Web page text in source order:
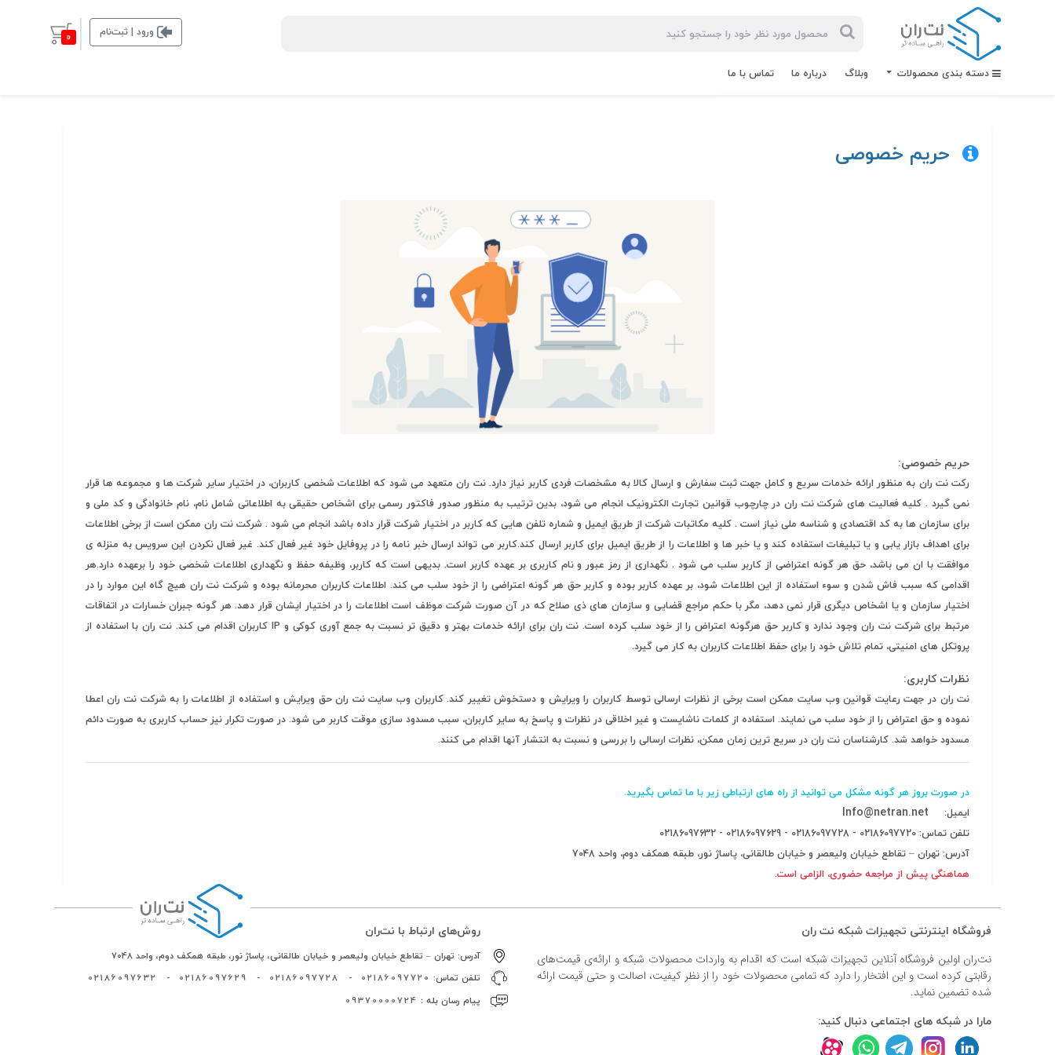
ورود | ثبت‌نام 0
دسته بندی محصولات وبلاگ درباره ما تماس با ما
#ترانکینگ لگراند
#ترانکینگ دانوب
#کیستون شبکه
#پچ پنل نگزنس
حریم خصوصی
حریم خصوصی:
رکت نت ران به منظور ارائه خدمات سریع و کامل جهت ثبت سفارش و ارسال کالا به مشخصات فردی کاربر نیاز دارد. نت ران متعهد می شود که اطلاعات شخصی کاربران، در اختیار سایر شرکت ها و مجموعه ها قرار
نمی گیرد . کلیه فعالیت های شرکت نت ران در چارچوب قوانین تجارت الکترونیک انجام می شود، بدین ترتیب به منظور صدور فاکتور رسمی برای اشخاص حقیقی به اطلاعاتی شامل نام، نام خانوادگی و کد ملی و
برای سازمان ها به کد اقتصادی و شناسه ملی نیاز است . کلیه مکاتبات شرکت از طریق ایمیل و شماره تلفن هایی که کاربر در اختیار شرکت قرار داده باشد انجام می شود . شرکت نت ران ممکن است از برخی اطلاعات
برای اهداف بازار یابی و یا تبلیغات استفاده کند و یا خبر ها و اطلاعات را از طریق ایمیل برای کاربر ارسال کند.کاربر می تواند ارسال خبر نامه را در پروفایل خود غیر فعال کند. غیر فعال نکردن این سرویس به منزله ی
موافقت با ان می باشد، حق هر گونه اعتراضی از کاربر سلب می شود . نگهداری از رمز عبور و نام کاربری بر عهده کاربر است. بدیهی است که کاربر، وظیفه حفظ و نگهداری اطلاعات شخصی خود را برعهده دارد.هر
اقدامی که سبب فاش شدن و سوء استفاده از این اطلاعات شود، بر عهده کاربر بوده و کاربر حق هر گونه اعتراضی را از خود سلب می کند. اطلاعات کاربران محرمانه بوده و شرکت نت ران هیچ گاه این موارد را در
اختیار سازمان و یا اشخاص دیگری قرار نمی دهد، مگر با حکم مراجع قضایی و سازمان های ذی صلاح که در آن صورت شرکت موظف است اطلاعات را در اختیار ایشان قرار دهد. هر گونه جبران خسارات در اتفاقات
مرتبط برای شرکت نت ران وجود ندارد و کاربر حق هرگونه اعتراض را از خود سلب کرده است. نت ران برای ارائه خدمات بهتر و دقیق تر نسبت به جمع آوری کوکی و IP کاربران اقدام می کند. نت ران با استفاده از
پروتکل های امنیتی، تمام تلاش خود را برای حفظ اطلاعات کاربران به کار می گیرد.
نظرات کاربری:
نت ران در جهت رعایت قوانین وب سایت ممکن است برخی از نظرات ارسالی توسط کاربران را ویرایش و دستخوش تغییر کند. کاربران وب سایت نت ران حق ویرایش و استفاده از اطلاعات را به شرکت نت ران اعطا
نموده و حق اعتراض را از خود سلب می نمایند. استفاده از کلمات ناشایست و غیر اخلاقی در نظرات و پاسخ به سایر کاربران، سبب مسدود سازی موقت کاربر می شود. در صورت تکرار نیز حساب کاربری به صورت دائم
مسدود خواهد شد. کارشناسان نت ران در سریع ترین زمان ممکن، نظرات ارسالی را بررسی و نسبت به انتشار آنها اقدام می کنند.
در صورت بروز هر گونه مشکل می توانید از راه های ارتباطی زیر با ما تماس بگیرید.
ایمیل:
Info@netran.net
تلفن تماس:02186097720
-
02186097728
-
02186097629
-
02186097632
آدرس: تهران – تقاطع خیابان ولیعصر و خیابان طالقانی، پاساژ نور، طبقه همکف دوم، واحد 7048
هماهنگی پیش از مراجعه حضوری، الزامی است.
فروشگاه اینترنتی تجهیزات شبکه نت ران
نت‌ران اولین فروشگاه آنلاین تجهیزات شبکه است که اقدام به واردات محصولات شبکه و ارائه‌ی قیمت‌های
رقابتی کرده است و این افتخار را دارد که تمامی محصولات خود را از نظر کیفیت، اصالت و حتی قیمت ارائه
شده تضمین نماید.
مارا در شبکه های اجتماعی دنبال کنید:
روش‌های ارتباط با نت‌ران
آدرس: تهران – تقاطع خیابان ولیعصر و خیابان طالقانی، پاساژ نور، طبقه همکف دوم، واحد 7048
تلفن تماس: 02186097720
-
02186097728
-
02186097629
-
02186097632
پیام رسان بله : 09370000724